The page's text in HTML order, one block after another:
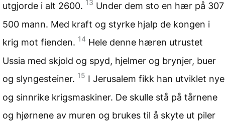
utgjorde i alt 2600. 13 Under dem sto en hær på 307
500 mann. Med kraft og styrke hjalp de kongen i
krig mot fienden. 14 Hele denne hæren utrustet
Ussia med skjold og spyd, hjelmer og brynjer, buer
og slyngesteiner. 15 I Jerusalem fikk han utviklet nye
og sinnrike krigsmaskiner. De skulle stå på tårnene
og hjørnene av muren og brukes til å skyte ut piler